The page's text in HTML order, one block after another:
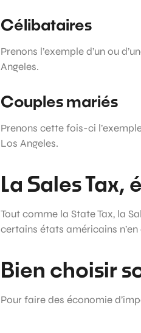
Célibataires
Prenons l’exemple d’un ou
Angeles.
Couples mariés
Prenons cette fois-ci
Los Angeles.
La Sales Tax,
Tout comme la State Tax, la
certains états américains
Bien choisir
Pour faire des économie